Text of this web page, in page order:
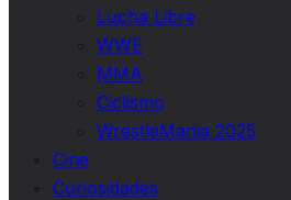
Lucha Libre
WWE
MMA
Ciclismo
WrestleMania 2025
Cine
Curiosidades